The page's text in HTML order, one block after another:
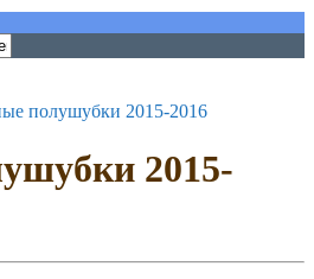
полушубки 2015-2016
2015-